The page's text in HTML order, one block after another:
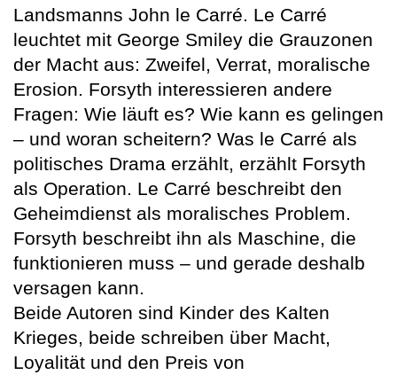
Landsmanns John le Carré. Le Carré
leuchtet mit George Smiley die Grauzonen
der Macht aus: Zweifel, Verrat, moralische
Erosion. Forsyth interessieren andere
Fragen: Wie läuft es? Wie kann es gelingen
– und woran scheitern? Was le Carré als
politisches Drama erzählt, erzählt Forsyth
als Operation. Le Carré beschreibt den
Geheimdienst als moralisches Problem.
Forsyth beschreibt ihn als Maschine, die
funktionieren muss – und gerade deshalb
versagen kann.
Beide Autoren sind Kinder des Kalten
Krieges, beide schreiben über Macht,
Loyalität und den Preis von